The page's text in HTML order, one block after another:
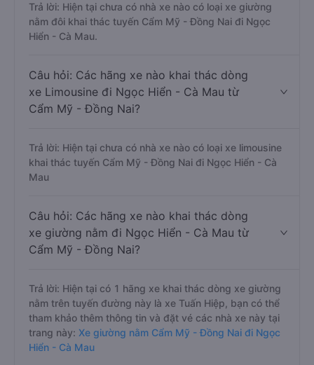
Trả lời: Hiện tại chưa có nhà xe nào có loại xe giường
nằm đôi khai thác tuyến Cẩm Mỹ - Đồng Nai đi Ngọc
Hiển - Cà Mau.
Câu hỏi: Các hãng xe nào khai thác dòng
xe Limousine đi Ngọc Hiển - Cà Mau từ
Cẩm Mỹ - Đồng Nai?
Trả lời: Hiện tại chưa có nhà xe nào có loại xe limousine
khai thác tuyến Cẩm Mỹ - Đồng Nai đi Ngọc Hiển - Cà
Mau
Câu hỏi: Các hãng xe nào khai thác dòng
xe giường nằm đi Ngọc Hiển - Cà Mau từ
Cẩm Mỹ - Đồng Nai?
Trả lời: Hiện tại có 1 hãng xe khai thác dòng xe giường
nằm trên tuyến đường này là xe Tuấn Hiệp, bạn có thể
tham khảo thêm thông tin và đặt vé các nhà xe này tại
trang này: Xe giường nằm Cẩm Mỹ - Đồng Nai đi Ngọc
Hiển - Cà Mau